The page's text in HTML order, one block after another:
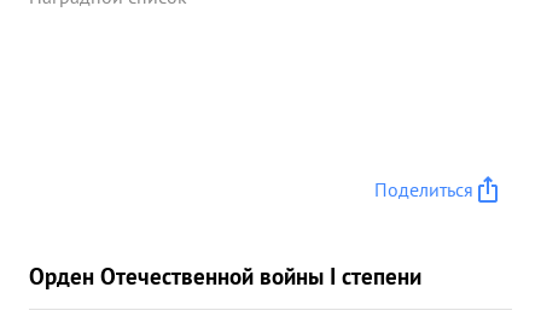
Поделиться
Орден Отечественной войны I степени